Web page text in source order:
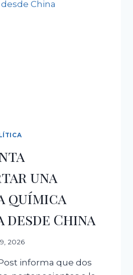
una
química
China
2026
informa que dos